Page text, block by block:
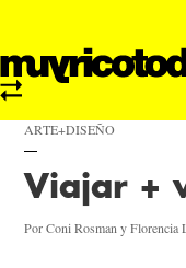
ARTE+DISEÑO
Viajar +
Por Coni Rosman y Florencia